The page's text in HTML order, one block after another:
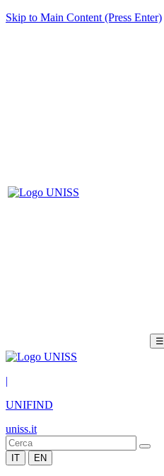
Skip to Main Content (Press Enter)
☰
|
UNIFIND
uniss.it
IT EN